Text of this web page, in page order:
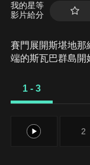
我的星等
影片給分
賽門展開斯堪地那
端的斯瓦巴群島開
1 - 3
1 2